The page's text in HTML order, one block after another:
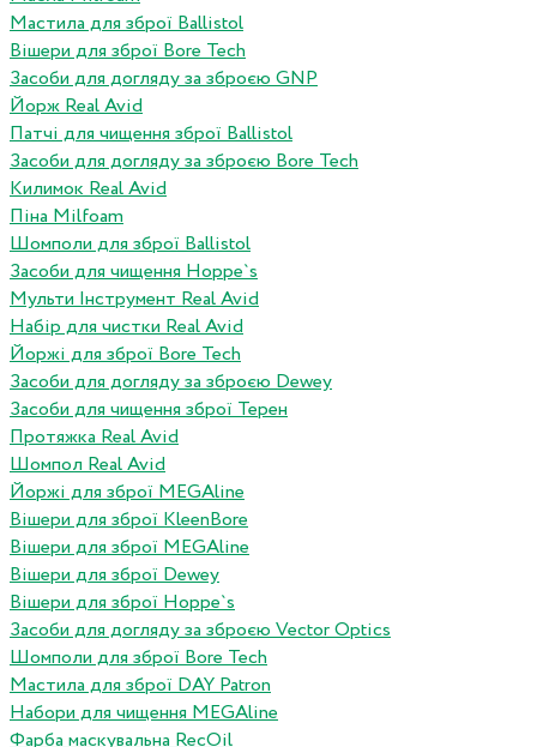
Мастила для зброї Ballistol
Вішери для зброї Bore Tech
Засоби для догляду за зброєю GNP
Йорж Real Avid
Патчі для чищення зброї Ballistol
Засоби для догляду за зброєю Bore Tech
Килимок Real Avid
Піна Milfoam
Шомполи для зброї Ballistol
Засоби для чищення Hoppe`s
Мульти Інструмент Real Avid
Набір для чистки Real Avid
Йоржі для зброї Bore Tech
Засоби для догляду за зброєю Dewey
Засоби для чищення зброї Терен
Протяжка Real Avid
Шомпол Real Avid
Йоржі для зброї MEGAline
Вішери для зброї KleenBore
Вішери для зброї MEGAline
Вішери для зброї Dewey
Вішери для зброї Hoppe`s
Засоби для догляду за зброєю Vector Optics
Шомполи для зброї Bore Tech
Мастила для зброї DAY Patron
Набори для чищення MEGAline
Фарба маскувальна RecOil